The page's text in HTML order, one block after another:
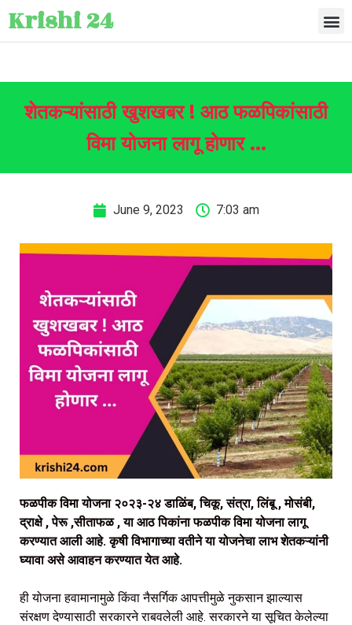
Krishi 24
शेतकऱ्यांसाठी खुशखबर ! आठ फळपिकांसाठी
विमा योजना लागू होणार …
June 9, 2023 7:03 am
फळपीक विमा योजना २०२३-२४ डाळिंब, चिकू, संत्रा, लिंबू , मोसंबी,
द्राक्षे , पेरू ,सीताफळ , या आठ पिकांना फळपीक विमा योजना लागू
करण्यात आली आहे. कृषी विभागाच्या वतीने या योजनेचा लाभ शेतकऱ्यांनी
घ्यावा असे आवाहन करण्यात येत आहे.
ही योजना हवामानामुळे किंवा नैसर्गिक आपत्तीमुळे नुकसान झाल्यास
संरक्षण देण्यासाठी सरकारने राबवलेली आहे. सरकारने या सूचित केलेल्या